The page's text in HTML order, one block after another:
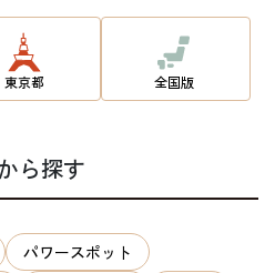
東京都 全国版
ら探す
パワースポット